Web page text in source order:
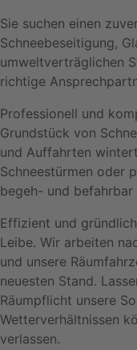
Sie suchen einen
Schneebeseitigung,
umweltverträglichen
richtige
Professionell und
Grundstück von
und Auffahrten
Schneestürmen oder
begeh- und befahrbar
Effizient und
Leibe. Wir arbeiten
und unsere
neuesten Stand.
Räumpflicht unsere
Wetterverhältnissen
verlassen.